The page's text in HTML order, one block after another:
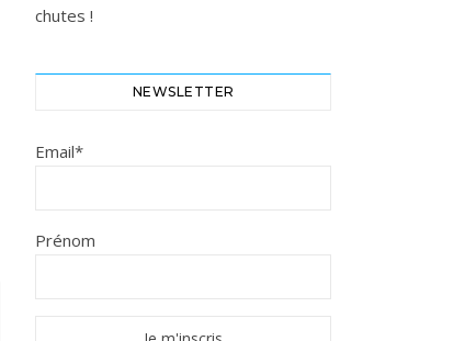
chutes !
NEWSLETTER
Email*
Prénom